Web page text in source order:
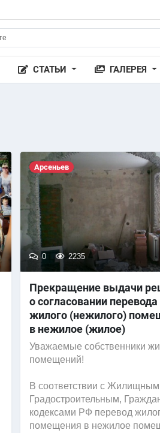
СТАТЬИ ГАЛЕРЕЯ
Арсеньев
0 2235
Прекращение выдачи
о согласовании перевода
жилого (нежилого)
в нежилое (жилое)
Уважаемые собственники
помещений!
В соответствии с
Градостроительным,
кодексами РФ перевод
помещения в нежилое